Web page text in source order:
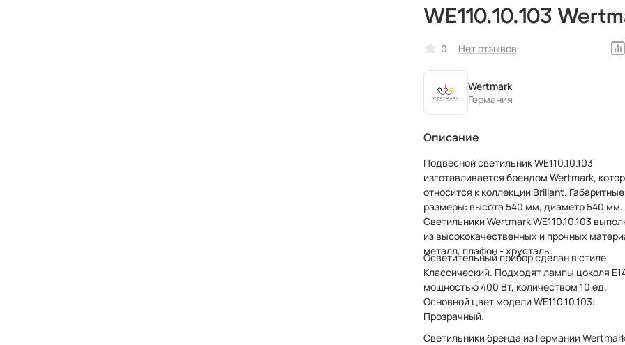
WE110.10.103
рожковый,
в виде одуванчика
0 Нет отзывов
Wertmark
Германия
Описание
Подвесной светильник WE110.10.103
изготавливается брендом Wertmark,
относится к коллекции Brillant. Габаритные
размеры: высота 540 мм, диаметр 540 мм.
Светильники Wertmark WE110.10.103
из высококачественных и прочных
металл, плафон - хрусталь.
Осветительный прибор сделан в стиле
Классический. Подходят лампы цоколя
мощностью 400 Вт, количеством 10 ед.
Основной цвет модели WE110.10.103:
Прозрачный.
Светильники бренда из Германии